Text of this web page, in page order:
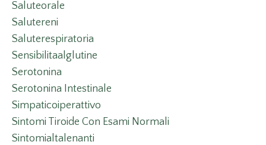
Saluteorale
Salutereni
Saluterespiratoria
Sensibilitaalglutine
Serotonina
Serotonina Intestinale
Simpaticoiperattivo
Sintomi Tiroide Con Esami Normali
Sintomialtalenanti